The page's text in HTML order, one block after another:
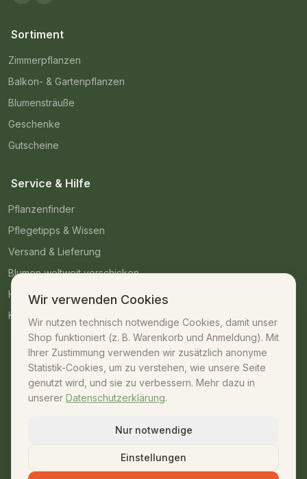
Sortiment
Zimmerpflanzen
Balkon- & Gartenpflanzen
Blumensträuße
Geschenke
Gutscheine
Service & Hilfe
Pflanzenfinder
Pflegetipps & Wissen
Versand & Lieferung
Blumen weltweit verschicken
Häufige Fragen
Kontakt
Kontakt
07042 – 23009
shop@unsere-gaertnerei.de
Wir verwenden Cookies
Wir nutzen technisch notwendige Cookies, damit unser
Shop funktioniert (z. B. Warenkorb und Anmeldung). Mit
Ihrer Zustimmung verwenden wir zusätzlich anonyme
Statistik-Cookies, um zu verstehen, wie unsere Seite
genutzt wird, und sie zu verbessern. Mehr dazu in
unserer Datenschutzerklärung.
Nur notwendige
Einstellungen